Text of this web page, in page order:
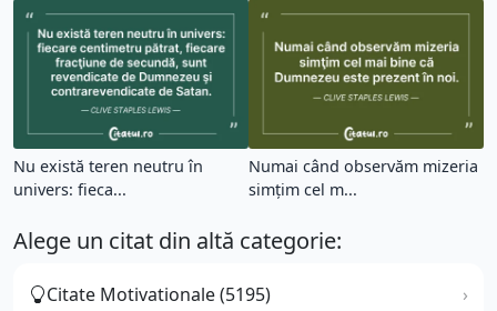
Nu există teren neutru în
univers: fieca...
Numai când observăm mizeria
simţim cel m...
Alege un citat din altă categorie:
Citate Motivationale (5195)